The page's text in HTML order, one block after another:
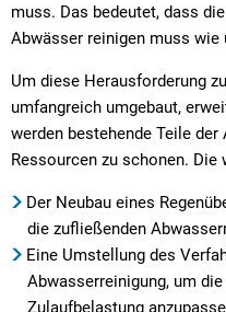
muss. Das bedeutet, dass
Abwässer reinigen muss wie
Um diese Herausforderung
umfangreich umgebaut,
werden bestehende Teile
Ressourcen zu schonen.
Der Neubau eines
die zufließenden
Eine Umstellung des
Abwasserreinigung, um
Zulaufbelastung